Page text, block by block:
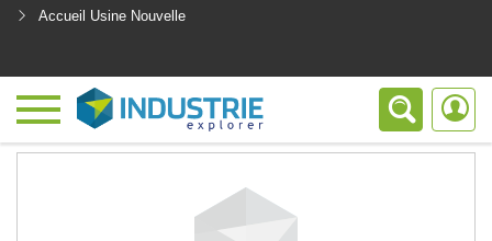
Accueil Usine Nouvelle